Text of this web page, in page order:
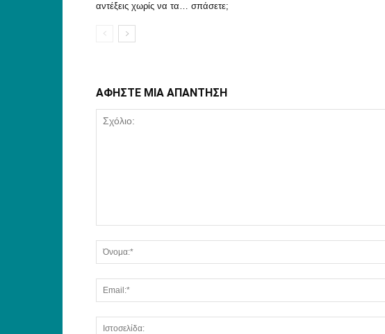
αντέξεις χωρίς να τα… σπάσετε;
ΑΦΗΣΤΕ ΜΙΑ ΑΠΑΝΤΗΣΗ